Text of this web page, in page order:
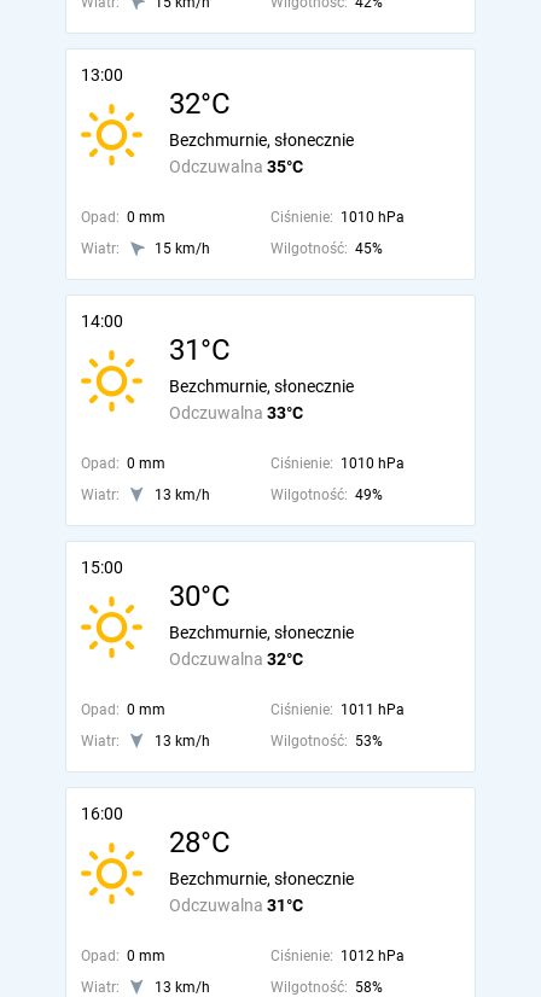
13:00
32°C
Odczuwalna 35°C
Bezchmurnie, słonecznie
Opad: 0 mm Ciśnienie: 1010 hPa
Wiatr:
15 km/h Wilgotność: 45%
14:00
31°C
Odczuwalna 33°C
Bezchmurnie, słonecznie
Opad: 0 mm Ciśnienie: 1010 hPa
Wiatr:
13 km/h Wilgotność: 49%
15:00
30°C
Odczuwalna 32°C
Bezchmurnie, słonecznie
Opad: 0 mm Ciśnienie: 1011 hPa
Wiatr:
13 km/h Wilgotność: 53%
16:00
28°C
Odczuwalna 31°C
Bezchmurnie, słonecznie
Opad: 0 mm Ciśnienie: 1012 hPa
Wiatr:
13 km/h Wilgotność: 58%